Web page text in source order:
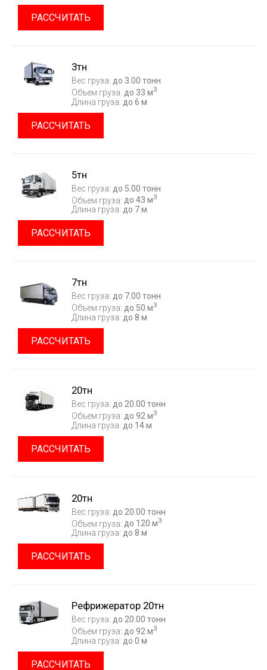
РАССЧИТАТЬ
3тн
Вес груза: до 3.00 тонн
Объем груза: до 33 м3
Длина груза: до 6 м
РАССЧИТАТЬ
5тн
Вес груза: до 5.00 тонн
Объем груза: до 43 м3
Длина груза: до 7 м
РАССЧИТАТЬ
7тн
Вес груза: до 7.00 тонн
Объем груза: до 50 м3
Длина груза: до 8 м
РАССЧИТАТЬ
20тн
Вес груза: до 20.00 тонн
Объем груза: до 92 м3
Длина груза: до 14 м
РАССЧИТАТЬ
20тн
Вес груза: до 20.00 тонн
Объем груза: до 120 м3
Длина груза: до 8 м
РАССЧИТАТЬ
Рефрижератор 20тн
Вес груза: до 20.00 тонн
Объем груза: до 92 м3
Длина груза: до 0 м
РАССЧИТАТЬ